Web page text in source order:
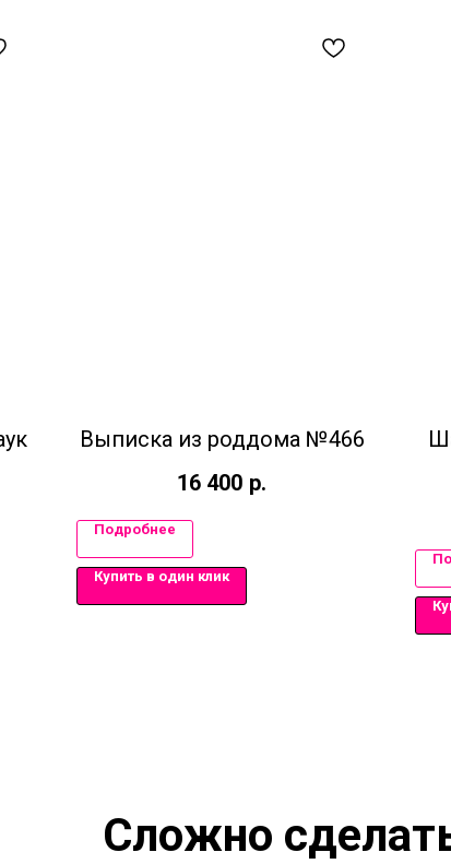
Выписка из роддома №466
16 400 р.
Подробнее
Купить в один клик
Сложно